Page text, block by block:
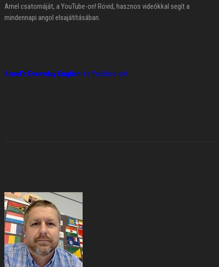
Arnel csatornáját, a YouTube-on! Rövid, hasznos videókkal segít a
mindennapi angol elsajátításában.
Arnel's Everyday English-t a YouTube-on!